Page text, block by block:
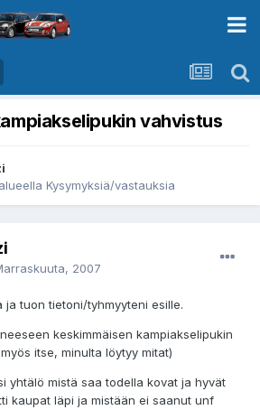
vahvistus
alueella Kysymyksiä/vastauksia
2007
ja tuon tietoni/tyhmyyteni esille.
keskimmäisen kampiakselipukin
itse, minulta löytyy mitat)
yhtälö mistä saa todella kovat ja hyvät
kaupat läpi ja mistään ei saanut unf